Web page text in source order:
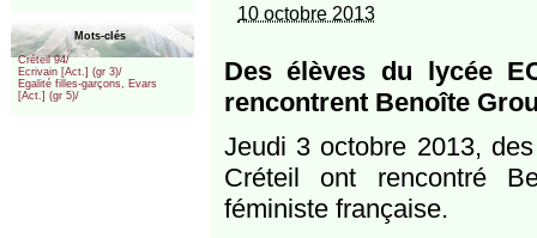
Mots-clés
Créteil 94/
Ecrivain [Act.] (gr 3)/
Egalité filles-garçons, Evars
[Act.] (gr 5)/
10 octobre 2013
Des élèves du lycée
rencontrent Benoîte
Jeudi 3 octobre 2013,
Créteil ont rencontré
féministe française.